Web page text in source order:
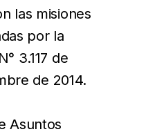
las misiones
por la
3.117 de
de 2014.
Asuntos